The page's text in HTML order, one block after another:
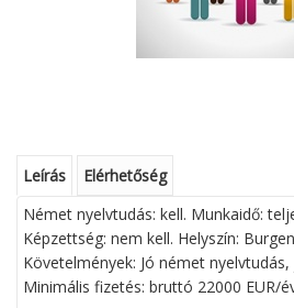
Leírás
Elérhetőség
Német nyelvtudás: kell. Munkaidő:
Képzettség: nem kell. Helyszín:
Követelmények: Jó német
Minimális fizetés: bruttó 22000 EUR/